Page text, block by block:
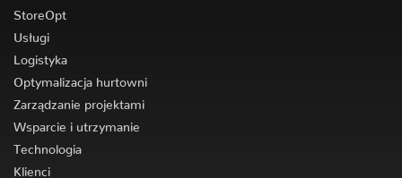
StoreOpt
Usługi
Logistyka
Optymalizacja hurtowni
Zarządzanie projektami
Wsparcie i utrzymanie
Technologia
Klienci